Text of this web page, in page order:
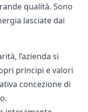
qualità. Sono
lasciate dai
l’azienda si
principi e valori
concezione di